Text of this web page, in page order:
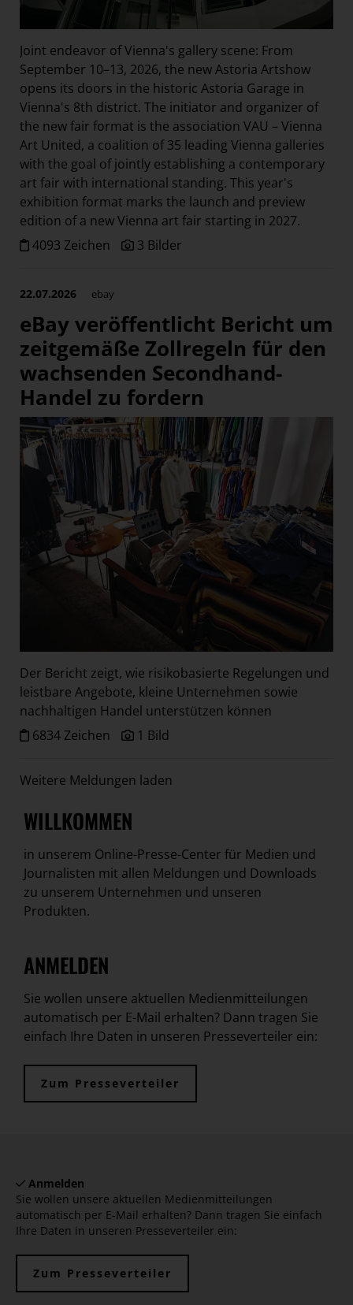
Joint endeavor of Vienna's gallery scene: From
September 10–13, 2026, the new Astoria Artshow
opens its doors in the historic Astoria Garage in
Vienna's 8th district. The initiator and organizer of
the new fair format is the association VAU – Vienna
Art United, a coalition of 35 leading Vienna galleries
with the goal of jointly establishing a contemporary
art fair with international standing. This year's
exhibition format marks the launch and preview
edition of a new Vienna art fair starting in 2027.
4093 Zeichen
3 Bilder
22.07.2026 ebay
eBay veröffentlicht Bericht um
zeitgemäße Zollregeln für den
wachsenden Secondhand-
Handel zu fordern
Der Bericht zeigt, wie risikobasierte Regelungen und
leistbare Angebote, kleine Unternehmen sowie
nachhaltigen Handel unterstützen können
6834 Zeichen
1 Bild
Weitere Meldungen laden
WILLKOMMEN
in unserem Online-Presse-Center für Medien und
Journalisten mit allen Meldungen und Downloads
zu unserem Unternehmen und unseren
Produkten.
ANMELDEN
Sie wollen unsere aktuellen Medienmitteilungen
automatisch per E-Mail erhalten? Dann tragen Sie
einfach Ihre Daten in unseren Presseverteiler ein:
Zum Presseverteiler
Anmelden
Sie wollen unsere aktuellen Medienmitteilungen
automatisch per E-Mail erhalten? Dann tragen Sie einfach
Ihre Daten in unseren Presseverteiler ein:
Zum Presseverteiler